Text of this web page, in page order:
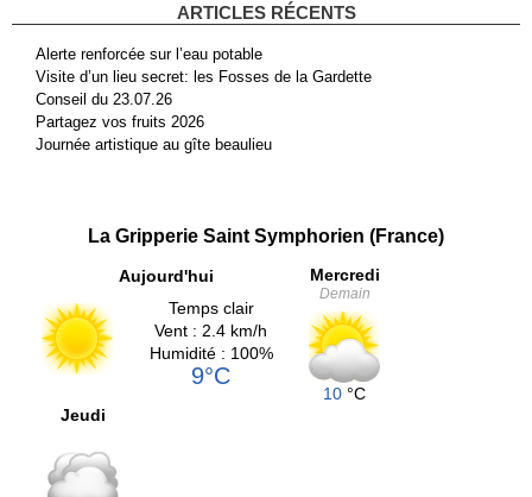
ARTICLES RÉCENTS
Alerte renforcée sur l’eau potable
Visite d’un lieu secret: les Fosses de la Gardette
Conseil du 23.07.26
Partagez vos fruits 2026
Journée artistique au gîte beaulieu
La Gripperie Saint Symphorien (France)
Aujourd'hui
Temps clair
Vent : 2.4 km/h
Humidité : 100%
9°C
Mercredi
Demain
10 °C
Jeudi